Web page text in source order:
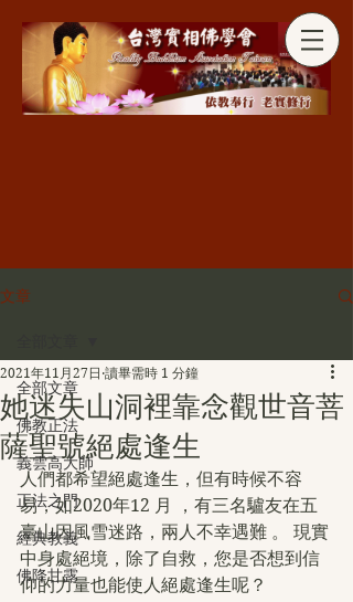
分享
文章
全部文章
佛教正法
義雲高大師
正法之門
經典教義
佛降甘露
她迷失山洞裡靠念觀世音菩
薩聖號絕處逢生
2021年11月27日 讀畢需時 1 分鐘
人們都希望絕處逢生，但有時候不容
易，如2020年12 月 ，有三名驢友在五
臺山因風雪迷路，兩人不幸遇難 。 現實
中身處絕境，除了自救，您是否想到信
仰的力量也能使人絕處逢生呢？